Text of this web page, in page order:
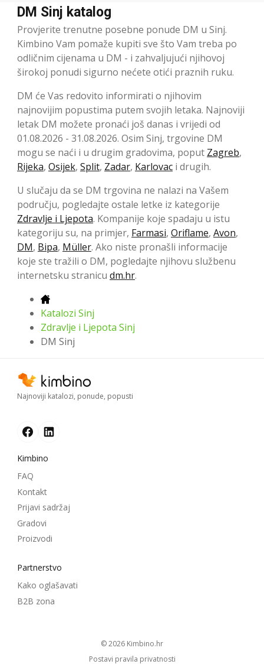
DM Sinj katalog
Provjerite trenutne posebne ponude DM u Sinj.
Kimbino Vam pomaže kupiti sve što Vam treba po
odličnim cijenama u DM - i zahvaljujući njihovoj
širokoj ponudi sigurno nećete otići praznih ruku.
DM će Vas redovito informirati o njihovim
najnovijim popustima putem svojih letaka. Najnoviji
letak DM možete pronaći još danas i vrijedi od
01.08.2026 - 31.08.2026. Osim Sinj, trgovine DM
mogu se naći i u drugim gradovima, poput Zagreb,
Rijeka, Osijek, Split, Zadar, Karlovac i drugih.
U slučaju da se DM trgovina ne nalazi na Vašem
području, pogledajte ostale letke iz kategorije
Zdravlje i Ljepota. Kompanije koje spadaju u istu
kategoriju su, na primjer, Farmasi, Oriflame, Avon,
DM, Bipa, Müller. Ako niste pronašli informacije
koje ste tražili o DM, pogledajte njihovu službenu
internetsku stranicu dm.hr.
Katalozi Sinj
Zdravlje i Ljepota Sinj
DM Sinj
Najnoviji katalozi, ponude, popusti
Kimbino
FAQ
Kontakt
Prijavi sadržaj
Gradovi
Proizvodi
Partnerstvo
Kako oglašavati
B2B zona
© 2026
kimbino.hr
Postavi pravila privatnosti